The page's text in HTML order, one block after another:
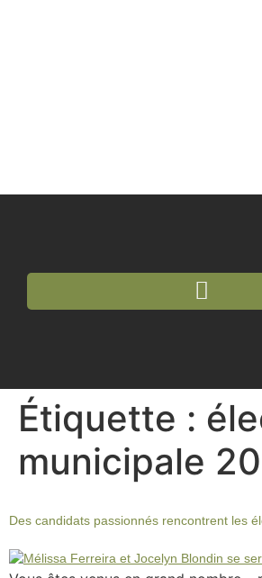
Étiquette :
municipale
Des candidats passionnés rencontrent les